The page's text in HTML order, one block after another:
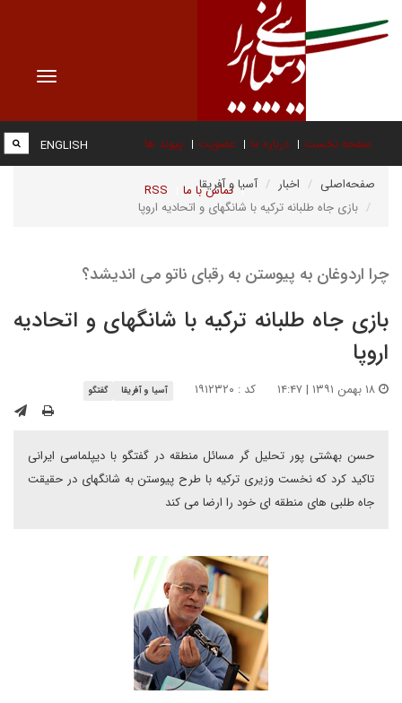
Toggle
صفحه نخست درباره ما عضویت پیوند ها
تماس با ما RSS
ENGLISH
صفحه‌اصلی اخبار
آسیا و آفریقا
بازی جاه طلبانه ترکیه با شانگهای و اتحادیه اروپا
چرا اردوغان به پیوستن به رقبای ناتو می اندیشد؟
بازی جاه طلبانه ترکیه با شانگهای و اتحادیه
اروپا
کد : ۱۹۱۲۳۲۰ آسیا و آفریقا گفتگو
حسن بهشتی پور تحلیل گر مسائل منطقه در گفتگو با دیپلماسی ایرانی
تاکید کرد که نخست وزیری ترکیه با طرح پیوستن به شانگهای در حقیقت
جاه طلبی های منطقه ای خود را ارضا می کند